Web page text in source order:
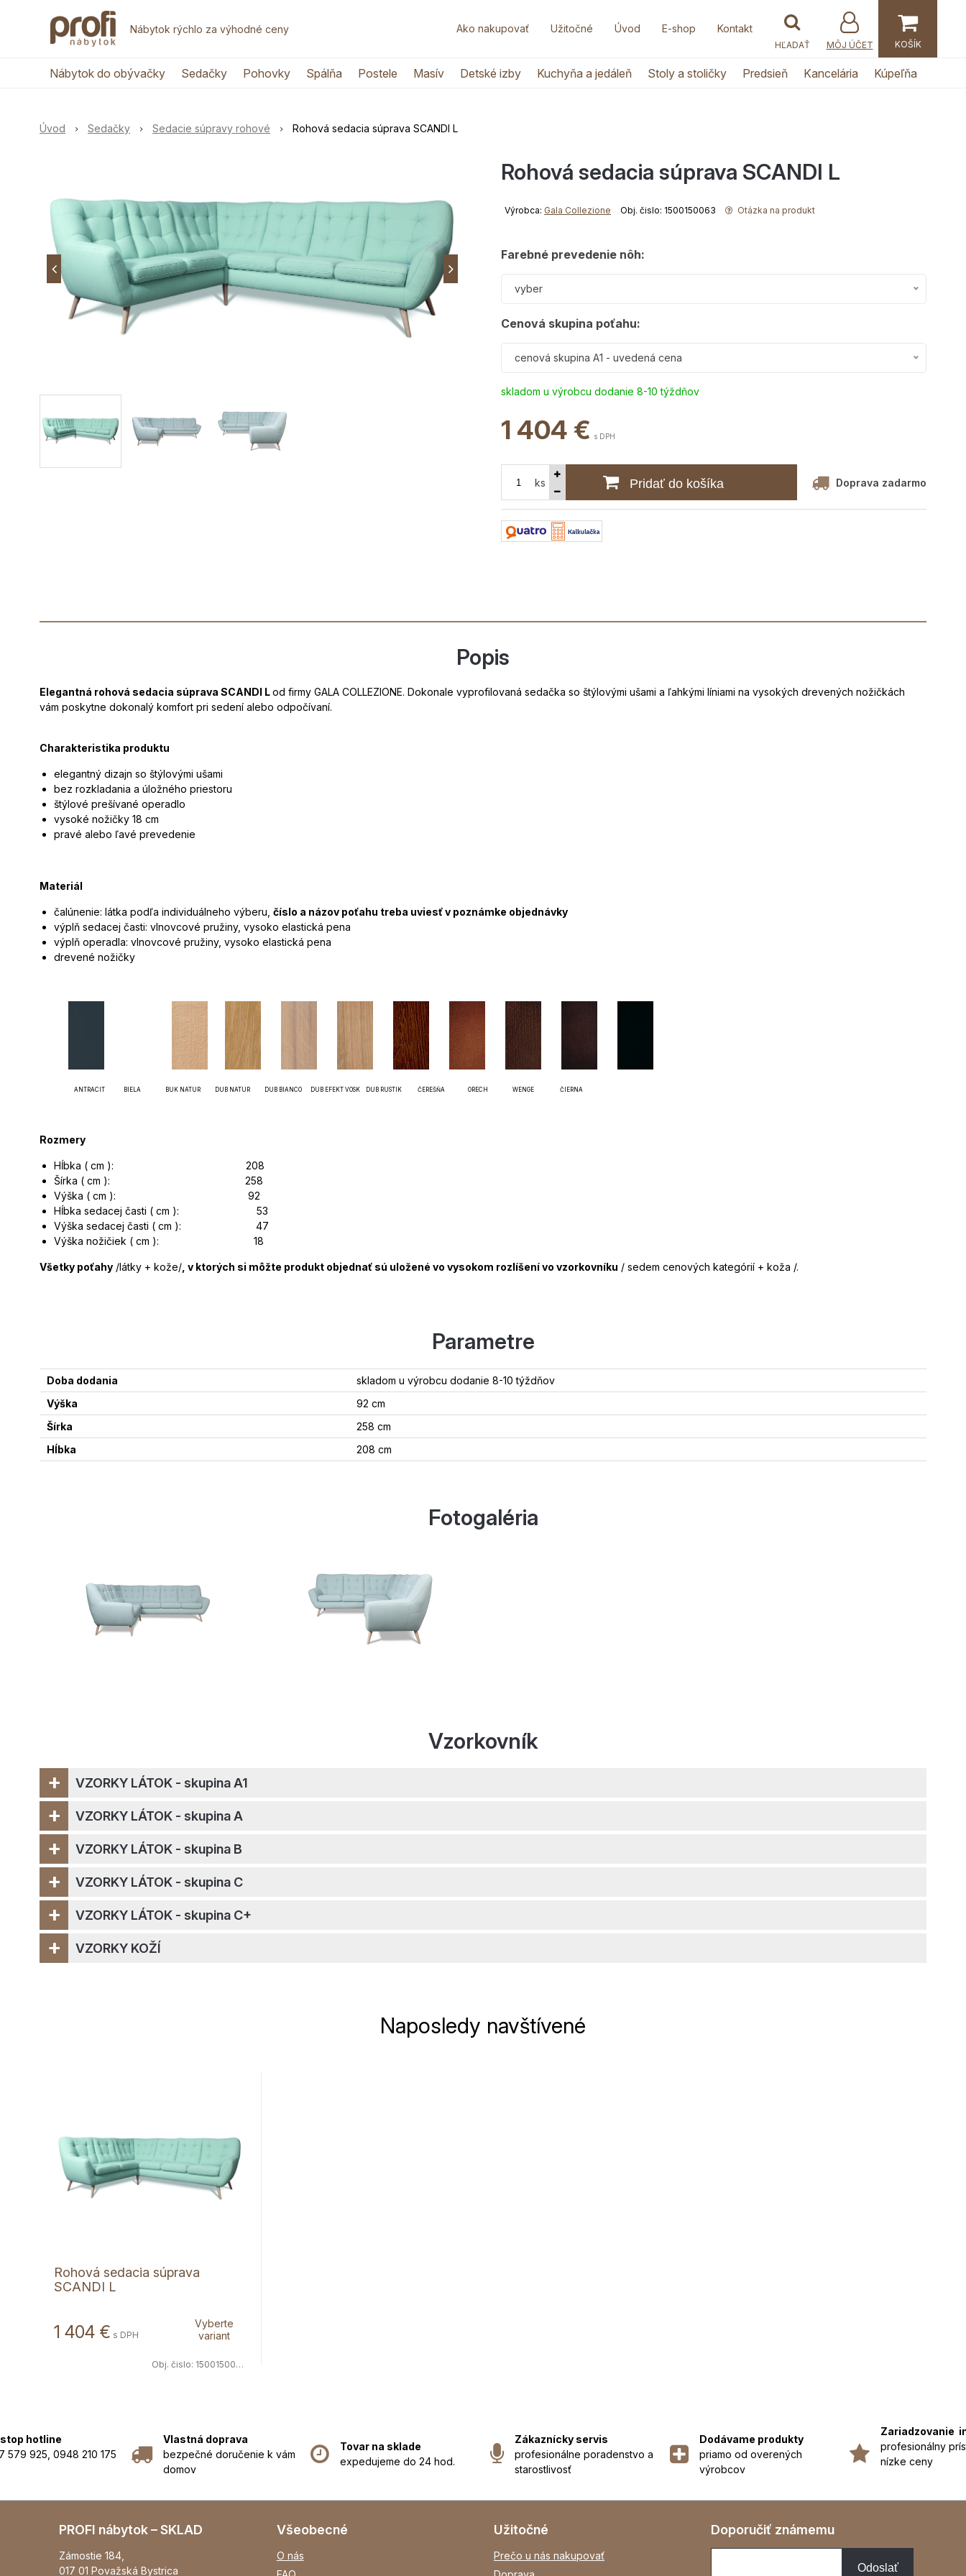
Nábytok rýchlo za výhodné ceny Ako nakupovať Užitočné Úvod E-shop Kontakt
MÔJ ÚČET
Nábytok do obývačky Sedačky Pohovky Spálňa Postele Masív Detské izby Kuchyňa a jedáleň Stoly a stoličky Predsieň Kancelária Kúpeľňa
Úvod Sedačky Sedacie súpravy rohové Rohová sedacia súprava SCANDI L
Rohová sedacia súprava SCANDI L
Výrobca: Gala Collezione Obj. čislo: 1500150063 Otázka na produkt
Farebné prevedenie nôh:
vyber
Cenová skupina poťahu:
cenová skupina A1 - uvedená cena
skladom u výrobcu dodanie 8-10 týždňov
1 404 € s DPH
ks Pridať do košíka Doprava zadarmo
Popis
Elegantná rohová sedacia súprava SCANDI Lod firmy GALA COLLEZIONE. Dokonale vyprofilovaná sedačka so štýlovými ušami a ľahkými líniami na vysokých drevených nožičkách
vám poskytne dokonalý komfort pri sedení alebo odpočívaní.
Charakteristika produktu
elegantný dizajn so štýlovými ušami
bez rozkladania a úložného priestoru
štýlové prešívané operadlo
vysoké nožičky 18 cm
pravé alebo ľavé prevedenie
Materiál
čalúnenie: látka podľa individuálneho výberu, číslo a názov poťahu treba uviesť v poznámke objednávky
výplň sedacej časti: vlnovcové pružiny, vysoko elastická pena
výplň operadla: vlnovcové pružiny, vysoko elastická pena
drevené nožičky
ANTRACIT BIELA BUK NATUR DUB NATUR DUB BIANCO DUB EFEKT VOSK DUB RUSTIK ČEREŠŇA ORECH WENGE ČIERNA
Rozmery
Hĺbka ( cm ): 208
Šírka ( cm ): 258
Výška ( cm ): 92
Hĺbka sedacej časti ( cm ): 53
Výška sedacej časti ( cm ): 47
Výška nožičiek ( cm ): 18
Všetky poťahy /látky + kože/ , v ktorých si môžte produkt objednať sú uložené vo vysokom rozlíšení vo vzorkovníku / sedem cenových kategórií + koža /.
Parametre
Doba dodania
skladom u výrobcu dodanie 8-10 týždňov
Výška
92 cm
Šírka
258 cm
Hĺbka
208 cm
Fotogaléria
Vzorkovník
VZORKY LÁTOK - skupina A1
+
VZORKY LÁTOK - skupina A
+
VZORKY LÁTOK - skupina B
+
VZORKY LÁTOK - skupina C
+
VZORKY LÁTOK - skupina C+
+
VZORKY KOŽÍ
+
Naposledy navštívené
Rohová sedacia súprava
SCANDI L
1 404 € s DPH
Vyberte
variant
Obj. čislo: 1500150063
hotline
579 925, 0948 210 175
Vlastná doprava
bezpečné doručenie k vám
domov
Tovar na sklade
expedujeme do 24 hod.
Zákaznícky servis
profesionálne poradenstvo a
starostlivosť
Dodávame produkty
priamo od overených
výrobcov
Zariadzovanie
profesionálny
nízke ceny
PROFI nábytok – SKLAD
Zámostie 184,
017 01 Považská Bystrica
Všeobecné
O nás
Užitočné
Prečo u nás nakupovať
Doporučiť známemu